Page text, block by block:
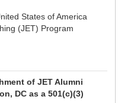
States of America
(JET) Program
of JET Alumni
DC as a 501(c)(3)